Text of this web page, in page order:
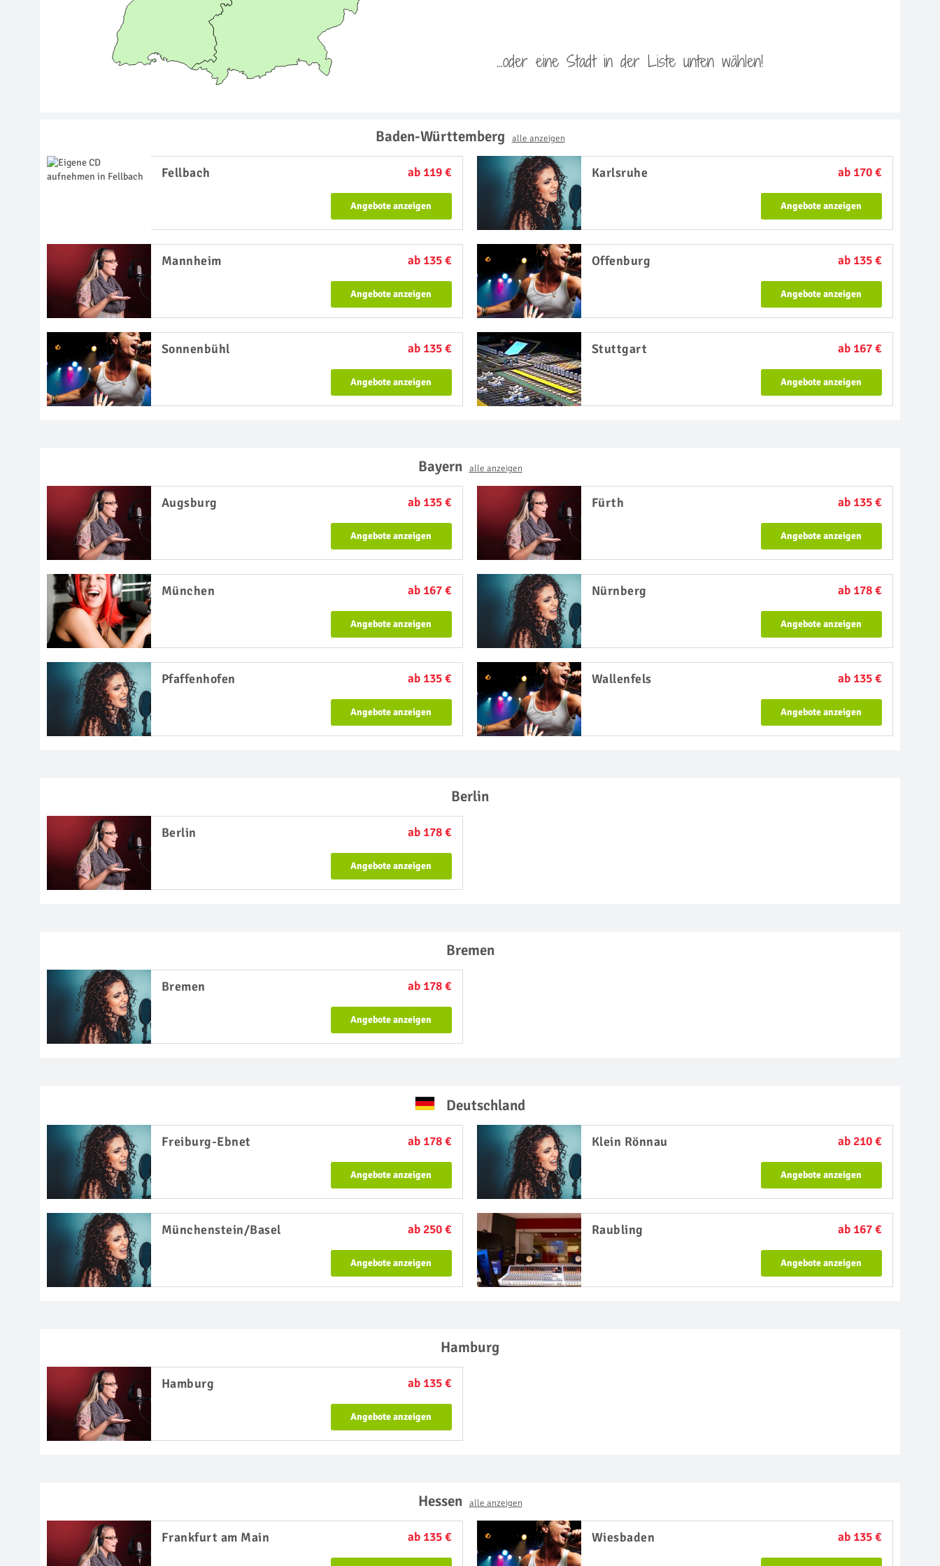
...oder eine Stadt in der Liste unten wählen!
Baden-Württemberg alle anzeigen
Fellbach ab 119 €
Angebote anzeigen
Karlsruhe ab 170 €
Angebote anzeigen
Mannheim ab 135 €
Angebote anzeigen
Offenburg ab 135 €
Angebote anzeigen
Sonnenbühl ab 135 €
Angebote anzeigen
Stuttgart ab 167 €
Angebote anzeigen
Bayern alle anzeigen
Augsburg ab 135 €
Angebote anzeigen
Fürth ab 135 €
Angebote anzeigen
München ab 167 €
Angebote anzeigen
Nürnberg ab 178 €
Angebote anzeigen
Pfaffenhofen ab 135 €
Angebote anzeigen
Wallenfels ab 135 €
Angebote anzeigen
Berlin
Berlin ab 178 €
Angebote anzeigen
Bremen
Bremen ab 178 €
Angebote anzeigen
Deutschland
Freiburg-Ebnet ab 178 €
Angebote anzeigen
Klein Rönnau ab 210 €
Angebote anzeigen
Münchenstein/Basel ab 250 €
Angebote anzeigen
Raubling ab 167 €
Angebote anzeigen
Hamburg
Hamburg ab 135 €
Angebote anzeigen
Hessen alle anzeigen
Frankfurt am Main ab 135 € Wiesbaden ab 135 €